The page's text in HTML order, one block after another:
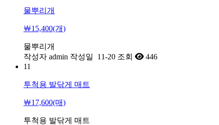
물뿌리개
￦15,400(개)
물뿌리개
작성자 admin 작성일 11-20 조회
446
11
투척용 발닦게 매트
￦17,600(매)
투척용 발닦게 매트